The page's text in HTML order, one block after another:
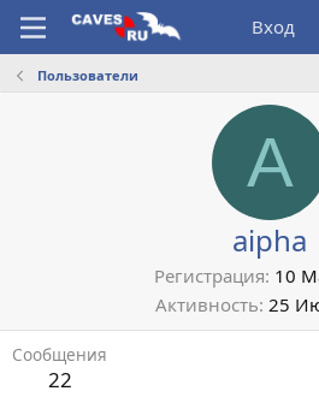
Вход
Пользователи
A
aipha
Регистрация 10
Активность 25
Сообщения
22